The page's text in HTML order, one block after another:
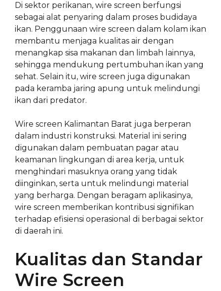
Di sektor perikanan, wire screen berfungsi
sebagai alat penyaring dalam proses budidaya
ikan. Penggunaan wire screen dalam kolam ikan
membantu menjaga kualitas air dengan
menangkap sisa makanan dan limbah lainnya,
sehingga mendukung pertumbuhan ikan yang
sehat. Selain itu, wire screen juga digunakan
pada keramba jaring apung untuk melindungi
ikan dari predator.
Wire screen Kalimantan Barat juga berperan
dalam industri konstruksi. Material ini sering
digunakan dalam pembuatan pagar atau
keamanan lingkungan di area kerja, untuk
menghindari masuknya orang yang tidak
diinginkan, serta untuk melindungi material
yang berharga. Dengan beragam aplikasinya,
wire screen memberikan kontribusi signifikan
terhadap efisiensi operasional di berbagai sektor
di daerah ini.
Kualitas dan Standar
Wire Screen